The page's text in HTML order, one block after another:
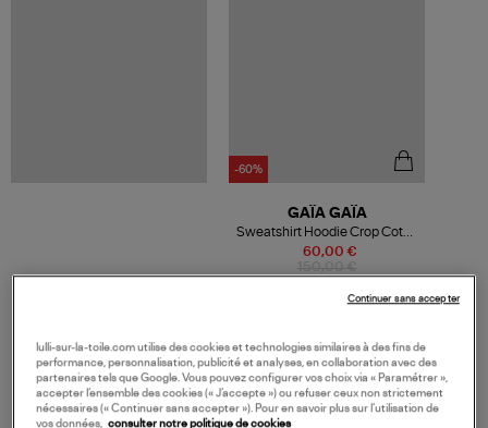
-60%
150,00 €
60,00 €
GAÏA GAÏA
Sweatshirt Hoodie Crop Coton
Blanc
VOS DERNIERS PRODUITS VUS
lulli-sur-la-toile.com utilise des cookies et technologies similaires à des fins de
performance, personnalisation, publicité et analyses, en collaboration avec des
partenaires tels que Google. Vous pouvez configurer vos choix via « Paramétrer »,
accepter l’ensemble des cookies (« J’accepte ») ou refuser ceux non strictement
nécessaires (« Continuer sans accepter »). Pour en savoir plus sur l’utilisation de
vos données, consulter notre politique de cookies
Continuer sans accepter